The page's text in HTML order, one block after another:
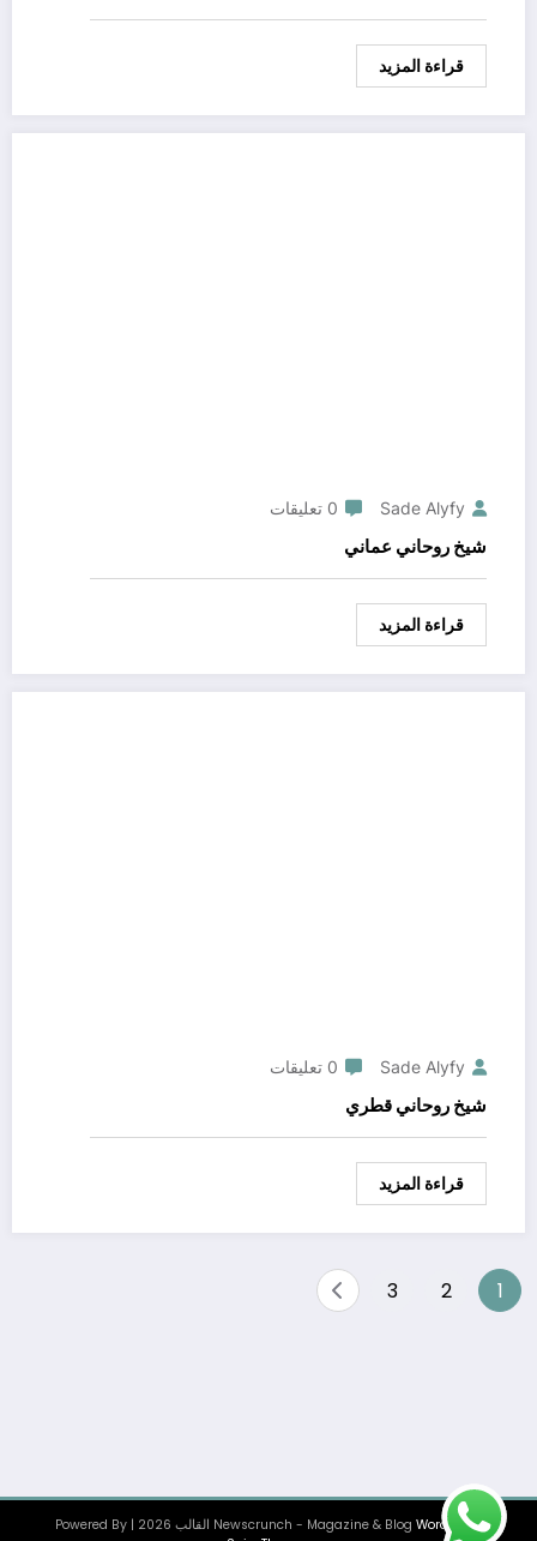
قراءة المزيد
Sade Alyfy 0 تعليقات
شيخ روحاني عماني
قراءة المزيد
Sade Alyfy 0 تعليقات
شيخ روحاني قطري
قراءة المزيد
Posts
1
2
3
Newscrunch - Magazine & Blog WordPress
القالب 2026 | Powered By